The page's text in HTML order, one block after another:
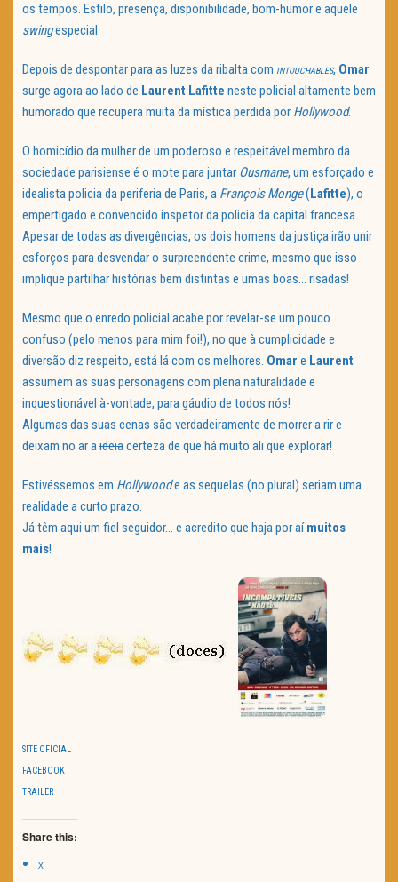
os tempos. Estilo, presença, disponibilidade, bom-humor e aquele
swingespecial.
Depois de despontar para as luzes da ribalta com INTOUCHABLES, Omar
surge agora ao lado de Laurent Lafitte neste policial altamente bem
humorado que recupera muita da mística perdida por Hollywood.
O homicídio da mulher de um poderoso e respeitável membro da
sociedade parisiense é o mote para juntar Ousmane, um esforçado e
idealista policia da periferia de Paris, a François Monge(Lafitte), o
empertigado e convencido inspetor da policia da capital francesa.
Apesar de todas as divergências, os dois homens da justiça irão unir
esforços para desvendar o surpreendente crime, mesmo que isso
implique partilhar histórias bem distintas e umas boas… risadas!
Mesmo que o enredo policial acabe por revelar-se um pouco
confuso (pelo menos para mim foi!), no que à cumplicidade e
diversão diz respeito, está lá com os melhores. Omar e Laurent
assumem as suas personagens com plena naturalidade e
inquestionável à-vontade, para gáudio de todos nós!
Algumas das suas cenas são verdadeiramente de morrer a rir e
deixam no ar aideiacerteza de que há muito ali que explorar!
Estivéssemos em Hollywoode as sequelas (no plural) seriam uma
realidade a curto prazo.
Já têm aqui um fiel seguidor… e acredito que haja por aímuitos
mais!
SITE OFICIAL
FACEBOOK
TRAILER
Share this:
X